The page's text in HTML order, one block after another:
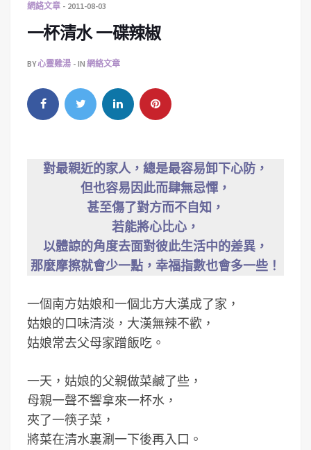
網絡文章 2011-08-03
一杯清水 一碟辣椒
BY心靈雞湯 IN 網絡文章
對最親近的家人，總是最容易卸下心防，
但也容易因此而肆無忌憚，
甚至傷了對方而不自知，
若能將心比心，
以體諒的角度去面對彼此生活中的差異，
那麼摩擦就會少一點，幸福指數也會多一些！
一個南方姑娘和一個北方大漢成了家，
姑娘的口味清淡，大漢無辣不歡，
姑娘常去父母家蹭飯吃。
一天，姑娘的父親做菜鹹了些，
母親一聲不響拿來一杯水，
夾了一筷子菜，
將菜在清水裏涮一下後再入口。